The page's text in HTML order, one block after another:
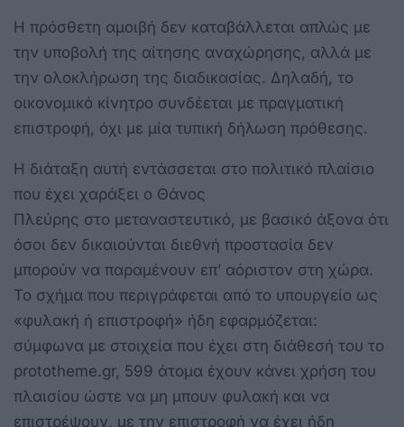
Η πρόσθετη αμοιβή δεν καταβάλλεται απλώς με
την υποβολή της αίτησης αναχώρησης, αλλά με
την ολοκλήρωση της διαδικασίας. Δηλαδή, το
οικονομικό κίνητρο συνδέεται με πραγματική
επιστροφή, όχι με μία τυπική δήλωση πρόθεσης.
Η διάταξη αυτή εντάσσεται στο πολιτικό πλαίσιο
που έχει χαράξει ο Θάνος
Πλεύρης στο μεταναστευτικό, με βασικό άξονα ότι
όσοι δεν δικαιούνται διεθνή προστασία δεν
μπορούν να παραμένουν επ’ αόριστον στη χώρα.
Το σχήμα που περιγράφεται από το υπουργείο ως
«φυλακή ή επιστροφή» ήδη εφαρμόζεται:
σύμφωνα με στοιχεία που έχει στη διάθεσή του το
prototheme.gr, 599 άτομα έχουν κάνει χρήση του
πλαισίου ώστε να μη μπουν φυλακή και να
επιστρέψουν, με την επιστροφή να έχει ήδη